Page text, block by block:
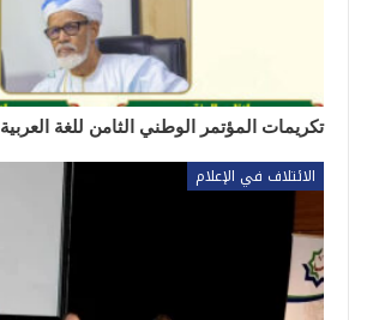
تكريمات المؤتمر الوطني الثامن للغة العربية
الائتلاف في الإعلام